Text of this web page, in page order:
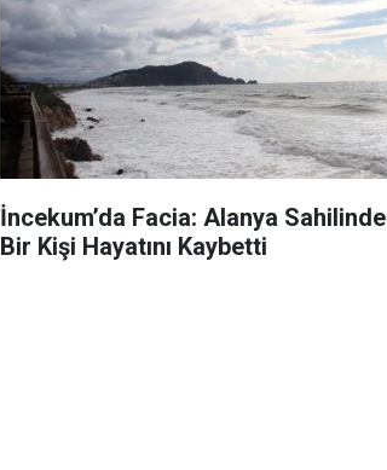
İncekum’da Facia: Alanya Sahilinde
Bir Kişi Hayatını Kaybetti